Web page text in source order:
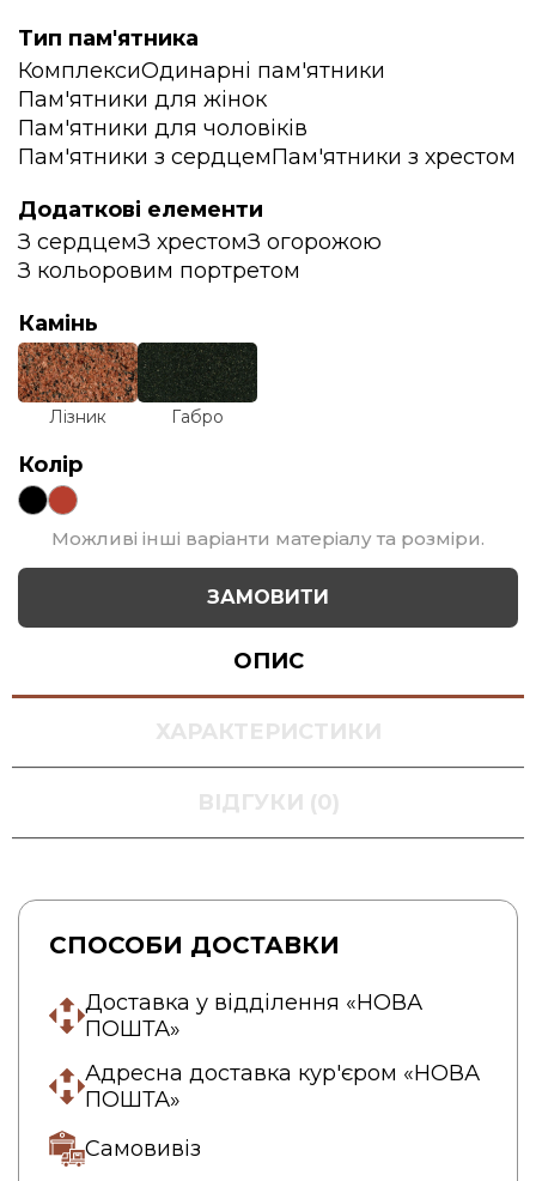
Тип пам'ятника
КомплексиОдинарні пам'ятники
Пам'ятники для жінок
Пам'ятники для чоловіків
Пам'ятники з сердцемПам'ятники з хрестом
Додаткові елементи
З сердцемЗ хрестомЗ огорожою
З кольоровим портретом
Камінь
Лізник Габро
Колір
Можливі інші варіанти матеріалу та розміри.
ЗАМОВИТИ
ОПИС
ХАРАКТЕРИСТИКИ
ВІДГУКИ (0)
СПОСОБИ ДОСТАВКИ
Доставка у відділення «НОВА
ПОШТА»
Адресна доставка кур'єром «НОВА
ПОШТА»
Самовивіз